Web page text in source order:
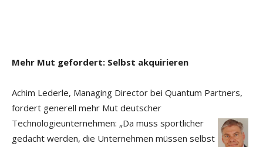
Mehr Mut gefordert: Selbst akquirieren
Achim Lederle, Managing Director bei Quantum Partners,
fordert generell mehr Mut deutscher
Technologieunternehmen: „Da muss sportlicher
gedacht werden, die Unternehmen müssen selbst